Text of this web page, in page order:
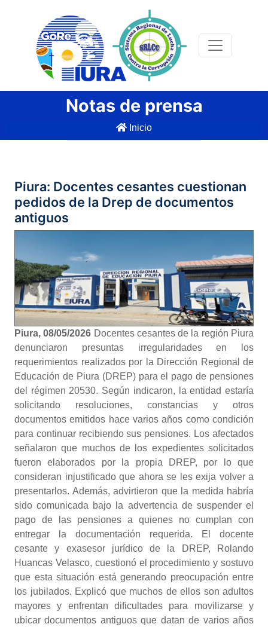
Notas de prensa
Inicio
Piura: Docentes cesantes cuestionan
pedidos de la Drep de documentos
antiguos
Piura, 08/05/2026 Docentes cesantes de la región Piura
denunciaron presuntas irregularidades en los
requerimientos realizados por la Dirección Regional de
Educación de Piura (DREP) para el pago de pensiones
del régimen 20530. Según indicaron, la entidad estaría
solicitando resoluciones, constancias y otros
documentos emitidos hace varios años como condición
para continuar recibiendo sus pensiones. Los afectados
señalaron que muchos de los expedientes solicitados
fueron elaborados por la propia DREP, por lo que
consideran injustificado que ahora se les exija volver a
presentarlos. Además, advirtieron que la medida habría
sido comunicada bajo la advertencia de suspender el
pago de las pensiones a quienes no cumplan con
entregar la documentación requerida. El docente
cesante y exasesor jurídico de la DREP, Rolando
Huancas Velasco, cuestionó el procedimiento y sostuvo
que esta situación está generando preocupación entre
los jubilados. Explicó que muchos de ellos son adultos
mayores y enfrentan dificultades para movilizarse y
ubicar documentos antiguos que datan de varios años